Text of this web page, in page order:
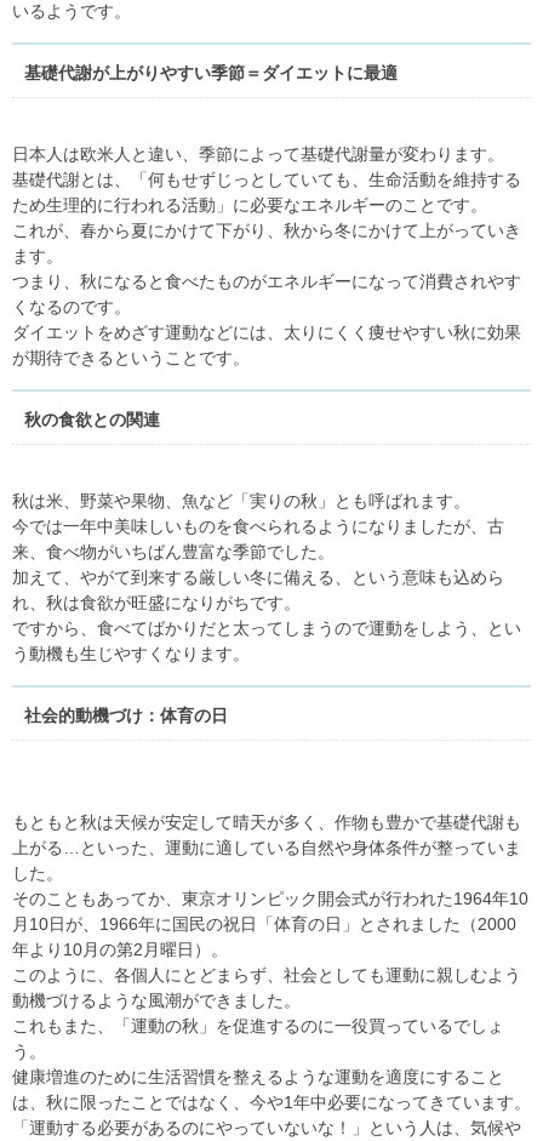
いるようです。
基礎代謝が上がりやすい季節＝ダイエットに最適
日本人は欧米人と違い、季節によって基礎代謝量が変わります。
基礎代謝とは、「何もせずじっとしていても、生命活動を維持する
ため生理的に行われる活動」に必要なエネルギーのことです。
これが、春から夏にかけて下がり、秋から冬にかけて上がっていき
ます。
つまり、秋になると食べたものがエネルギーになって消費されやす
くなるのです。
ダイエットをめざす運動などには、太りにくく痩せやすい秋に効果
が期待できるということです。
秋の食欲との関連
秋は米、野菜や果物、魚など「実りの秋」とも呼ばれます。
今では一年中美味しいものを食べられるようになりましたが、古
来、食べ物がいちばん豊富な季節でした。
加えて、やがて到来する厳しい冬に備える、という意味も込めら
れ、秋は食欲が旺盛になりがちです。
ですから、食べてばかりだと太ってしまうので運動をしよう、とい
う動機も生じやすくなります。
社会的動機づけ：体育の日
もともと秋は天候が安定して晴天が多く、作物も豊かで基礎代謝も
上がる…といった、運動に適している自然や身体条件が整っていま
した。
そのこともあってか、東京オリンピック開会式が行われた1964年10
月10日が、1966年に国民の祝日「体育の日」とされました（2000
年より10月の第2月曜日）。
このように、各個人にとどまらず、社会としても運動に親しむよう
動機づけるような風潮ができました。
これもまた、「運動の秋」を促進するのに一役買っているでしょ
う。
健康増進のために生活習慣を整えるような運動を適度にすること
は、秋に限ったことではなく、今や1年中必要になってきています。
「運動する必要があるのにやっていないな！」という人は、気候や